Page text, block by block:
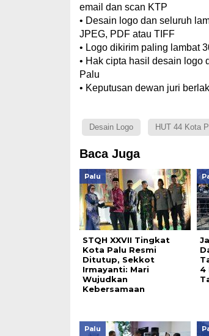
email dan scan KTP
• Desain logo dan seluruh
JPEG, PDF atau TIFF
• Logo dikirim paling lambat
• Hak cipta hasil desain logo
Palu
• Keputusan dewan juri
Desain Logo HUT 44 Kota
Baca Juga
Palu
STQH XXVII Tingkat
Kota Palu Resmi
Ditutup, Sekkot
Irmayanti: Mari
Wujudkan
Kebersamaan
4
Palu